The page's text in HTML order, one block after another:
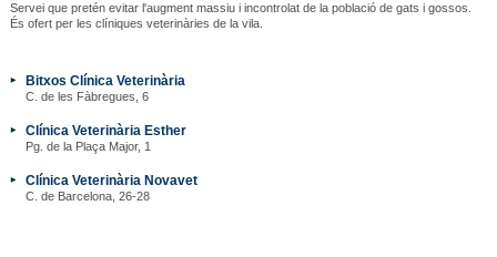
Servei que pretén evitar l'augment massiu i incontrolat de la població de gats i gossos.
És ofert per les clíniques veterinàries de la vila.
Bitxos Clínica Veterinària
C. de les Fàbregues, 6
Clínica Veterinària Esther
Pg. de la Plaça Major, 1
Clínica Veterinària Novavet
C. de Barcelona, 26-28